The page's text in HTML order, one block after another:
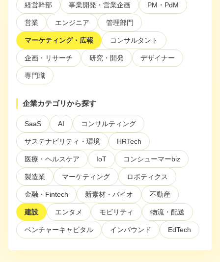
イベント・セミナー
特集記事
CEOインタビュー
転職
お問い合わせ
法人向け資料ダウンロード
/採用検討企業様へ
利用規約プライバシーポリシー採用情報 会社概要
採用検討企業様へ
パートナーの方へ
経営幹部 事業開発・営業企画 PM・PdM
営業 エンジニア 管理部門
マーケティング・広報 コンサルタント
企画・リサーチ 研究・開発 デザイナー
専門職
企業カテゴリから探す
SaaS AI コンサルティング
サステナビリティ・環境 HRTech
医療・ヘルスケア IoT コンシューマーbiz
製造業 マーケティング ロボティクス
金融・Fintech 新素材・バイオ 不動産
建設 エンタメ モビリティ 物流・配送
ベンチャーキャピタル インバウンド EdTech